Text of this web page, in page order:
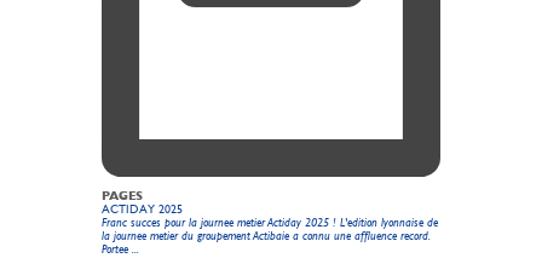
PAGES
ACTIDAY 2025
Franc succes pour la journee metier Actiday 2025 ! L'edition lyonnaise de
la journee metier du groupement Actibaie a connu une affluence record.
Portee ...